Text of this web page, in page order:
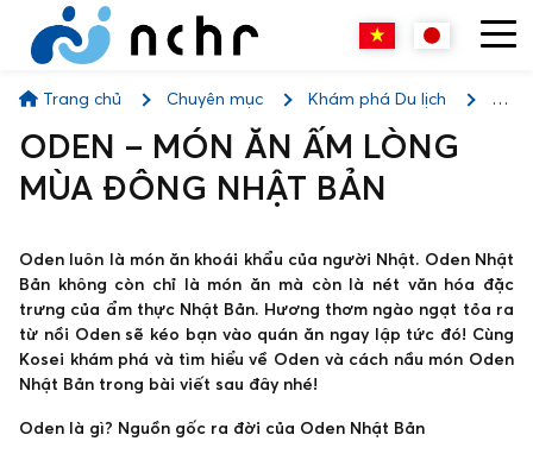
Trang chủ Chuyên mục
Khám phá Du lịch
ODEN – MÓN ĂN ẤM LÒNG MÙA ĐÔNG NHẬT BẢN
ODEN – MÓN ĂN ẤM LÒNG
MÙA ĐÔNG NHẬT BẢN
Oden luôn là món ăn khoái khẩu của người Nhật. Oden Nhật
Bản không còn chỉ là món ăn mà còn là nét văn hóa đặc
trưng của ẩm thực Nhật Bản. Hương thơm ngào ngạt tỏa ra
từ nồi Oden sẽ kéo bạn vào quán ăn ngay lập tức đó! Cùng
Kosei khám phá và tìm hiểu về Oden và cách nầu món Oden
Nhật Bản trong bài viết sau đây nhé!
Oden là gì? Nguồn gốc ra đời của Oden Nhật Bản